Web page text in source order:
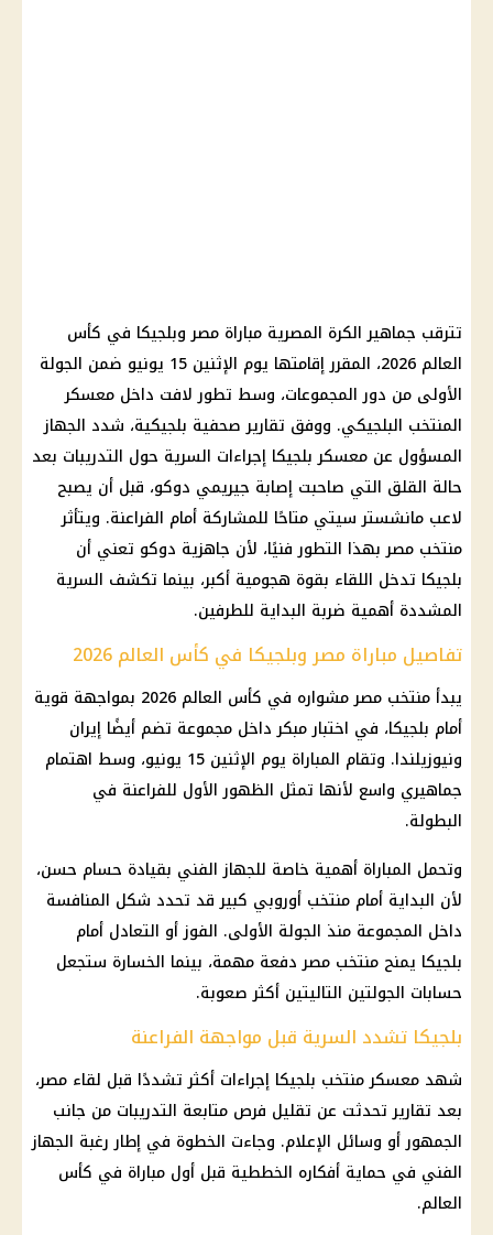
تترقب جماهير الكرة المصرية مباراة مصر وبلجيكا في كأس
العالم 2026، المقرر إقامتها يوم الإثنين 15 يونيو ضمن الجولة
الأولى من دور المجموعات، وسط تطور لافت داخل معسكر
المنتخب البلجيكي. ووفق تقارير صحفية بلجيكية، شدد الجهاز
المسؤول عن معسكر بلجيكا إجراءات السرية حول التدريبات بعد
حالة القلق التي صاحبت إصابة جيريمي دوكو، قبل أن يصبح
لاعب مانشستر سيتي متاحًا للمشاركة أمام الفراعنة. ويتأثر
منتخب مصر بهذا التطور فنيًا، لأن جاهزية دوكو تعني أن
بلجيكا تدخل اللقاء بقوة هجومية أكبر، بينما تكشف السرية
المشددة أهمية ضربة البداية للطرفين.
تفاصيل مباراة مصر وبلجيكا في كأس العالم 2026
يبدأ منتخب مصر مشواره في كأس العالم 2026 بمواجهة قوية
أمام بلجيكا، في اختبار مبكر داخل مجموعة تضم أيضًا إيران
ونيوزيلندا. وتقام المباراة يوم الإثنين 15 يونيو، وسط اهتمام
جماهيري واسع لأنها تمثل الظهور الأول للفراعنة في
البطولة.
وتحمل المباراة أهمية خاصة للجهاز الفني بقيادة حسام حسن،
لأن البداية أمام منتخب أوروبي كبير قد تحدد شكل المنافسة
داخل المجموعة منذ الجولة الأولى. الفوز أو التعادل أمام
بلجيكا يمنح منتخب مصر دفعة مهمة، بينما الخسارة ستجعل
حسابات الجولتين التاليتين أكثر صعوبة.
بلجيكا تشدد السرية قبل مواجهة الفراعنة
شهد معسكر منتخب بلجيكا إجراءات أكثر تشددًا قبل لقاء مصر،
بعد تقارير تحدثت عن تقليل فرص متابعة التدريبات من جانب
الجمهور أو وسائل الإعلام. وجاءت الخطوة في إطار رغبة الجهاز
الفني في حماية أفكاره الخططية قبل أول مباراة في كأس
العالم.